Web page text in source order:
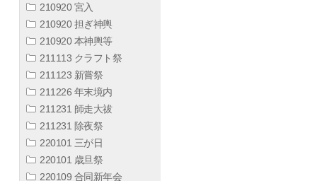
210920 宮入
210920 担ぎ神輿
210920 本神輿等
211113 クラフト祭
211123 新嘗祭
211226 年末境内
211231 師走大祓
211231 除夜祭
220101 三が日
220101 歳旦祭
220109 合同新年会